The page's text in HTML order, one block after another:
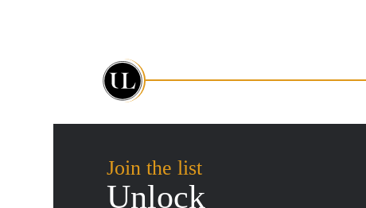
Join the list
Unlock